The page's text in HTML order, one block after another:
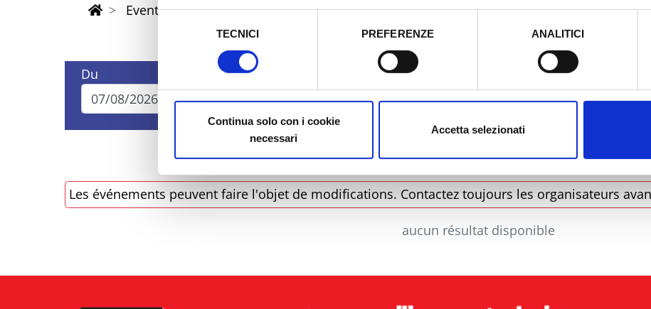
sicurezza a Tutela dei navigatori, che abbiamo valutato essere sufficienti.
Selezione
TECNICI PREFERENZE ANALITICI
Continua solo con i cookie
necessari
Accetta selezionati
Eventi di Pasqua Riviera Rimini
Du Au Municipalité
Les événements peuvent faire l'objet de modifications. Contactez toujours les organisateurs
aucun résultat disponible